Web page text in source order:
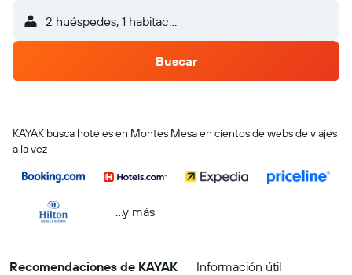
2 huéspedes, 1 habitación
Buscar
KAYAK busca hoteles en Montes Mesa en cientos de webs de viajes
a la vez
...y más
Recomendaciones de KAYAK Información útil